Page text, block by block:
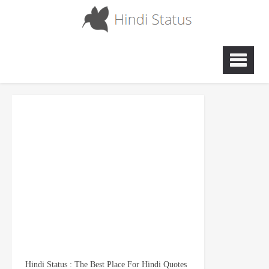
Hindi Status : The Best Place For Hindi Quotes